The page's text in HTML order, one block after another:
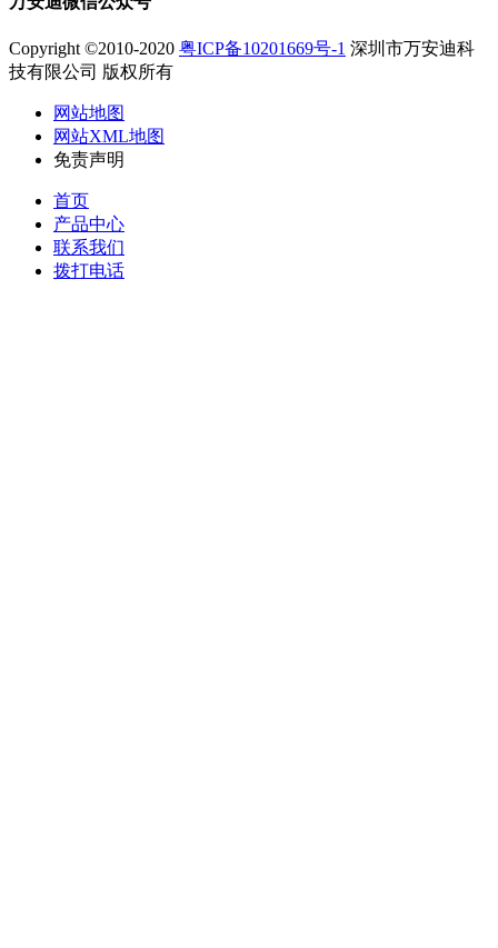
Copyright ©2010-2020 粤ICP备10201669号-1 深圳市万安迪科
技有限公司 版权所有
网站地图
网站XML地图
免责声明
首页
产品中心
联系我们
拨打电话